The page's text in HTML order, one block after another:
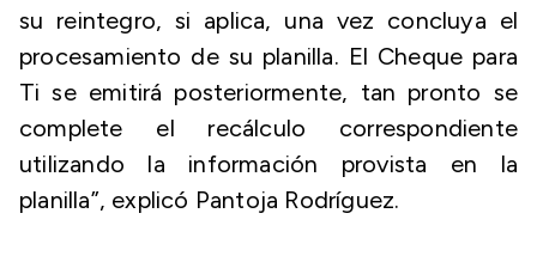
su reintegro, si aplica, una vez concluya el
procesamiento de su planilla. El Cheque para
Ti se emitirá posteriormente, tan pronto se
complete el recálculo correspondiente
utilizando la información provista en la
planilla”, explicó Pantoja Rodríguez.